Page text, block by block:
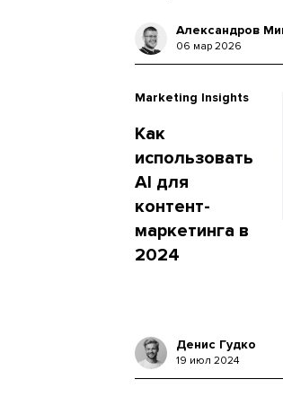
Александров
06 мар 2026
Marketing Insights
Как
использовать
AI для
контент-
маркетинга в
2024
Денис Гудко
19 июл 2024